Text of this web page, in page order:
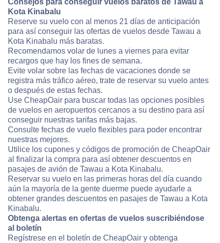
Consejos para conseguir vuelos baratos de Tawau a
Kota Kinabalu
Reserve su vuelo con al menos 21 días de anticipación
para así conseguir las ofertas de vuelos desde Tawau a
Kota Kinabalu más baratas.
Recomendamos volar de lunes a viernes para evitar
recargos que hay los fines de semana.
Evite volar sobre las fechas de vacaciones donde se
registra más tráfico aéreo, trate de reservar su vuelo antes
o después de estas fechas.
Use CheapOair para buscar todas las opciones posibles
de vuelos en aeropuertos cercanos a su destino para así
conseguir nuestras tarifas más bajas.
Consulte fechas de vuelo flexibles para poder encontrar
nuestras mejores.
Utilice los cupones y códigos de promoción de CheapOair
al finalizar la compra para así obtener descuentos en
pasajes de avión de Tawau a Kota Kinabalu.
Reservar su vuelo en las primeras horas del día cuando
aún la mayoría de la gente duerme puede ayudarle a
obtener grandes descuentos en pasajes de Tawau a Kota
Kinabalu.
Obtenga alertas en ofertas de vuelos suscribiéndose
al boletín
Regístrese en el boletín de CheapOair y obtenga